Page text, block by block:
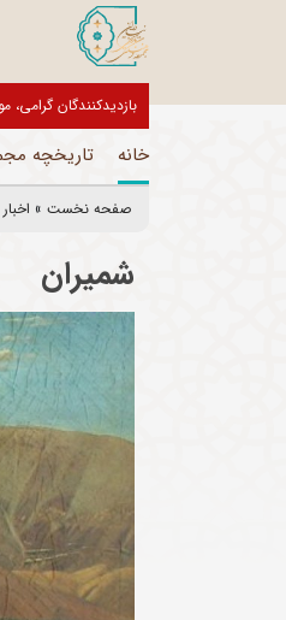
بازدیدکنندگان
خانه تاریخچه
صفحه نخست » اخبار
شمیران